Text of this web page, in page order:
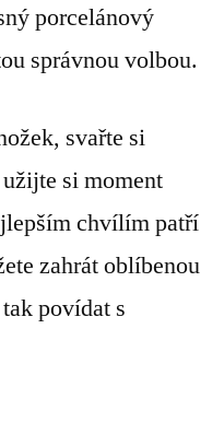
porcelánový
správnou volbou.
svařte si
si moment
chvílím patří
zahrát oblíbenou
povídat s